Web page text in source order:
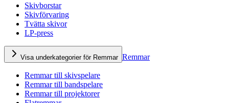
Skivborstar
Skivförvaring
Tvätta skivor
LP-press
Visa underkategorier för Remmar Remmar
Remmar till skivspelare
Remmar till bandspelare
Remmar till projektorer